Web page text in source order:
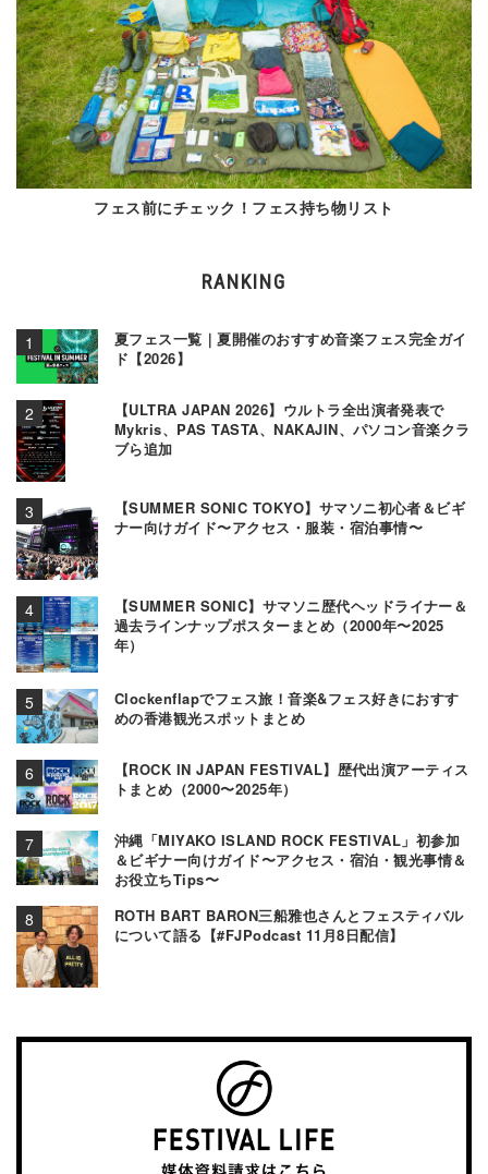
フェス前にチェック！フェス持ち物リスト
RANKING
夏フェス一覧｜夏開催のおすすめ音楽フェス完全ガイ
ド【2026】
【ULTRA JAPAN 2026】ウルトラ全出演者発表で
Mykris、PAS TASTA、NAKAJIN、パソコン音楽クラ
ブら追加
【SUMMER SONIC TOKYO】サマソニ初心者＆ビギ
ナー向けガイド〜アクセス・服装・宿泊事情〜
【SUMMER SONIC】サマソニ歴代ヘッドライナー＆
過去ラインナップポスターまとめ（2000年〜2025
年）
Clockenflapでフェス旅！音楽&フェス好きにおすす
めの香港観光スポットまとめ
【ROCK IN JAPAN FESTIVAL】歴代出演アーティス
トまとめ（2000〜2025年）
沖縄「MIYAKO ISLAND ROCK FESTIVAL」初参加
＆ビギナー向けガイド〜アクセス・宿泊・観光事情＆
お役立ちTips〜
ROTH BART BARON三船雅也さんとフェスティバル
について語る【#FJPodcast 11月8日配信】